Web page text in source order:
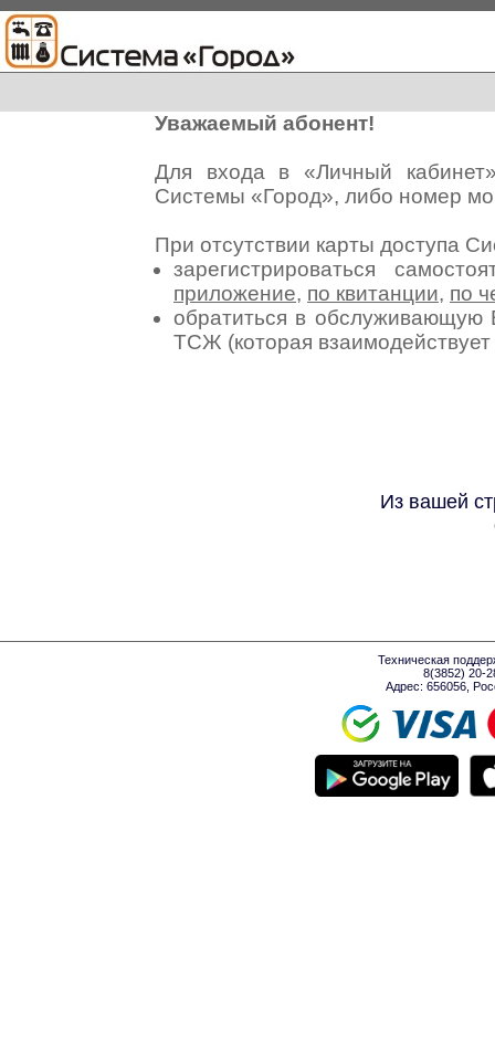
Уважаемый абонент!
Для входа в «Личный
Системы «Город», либо номер
При отсутствии карты доступа
зарегистрироваться
приложение, по квитанции, по
обратиться в
ТСЖ (которая
Из вашей
Техническая
8(3852) 20-
Адрес: 656056,